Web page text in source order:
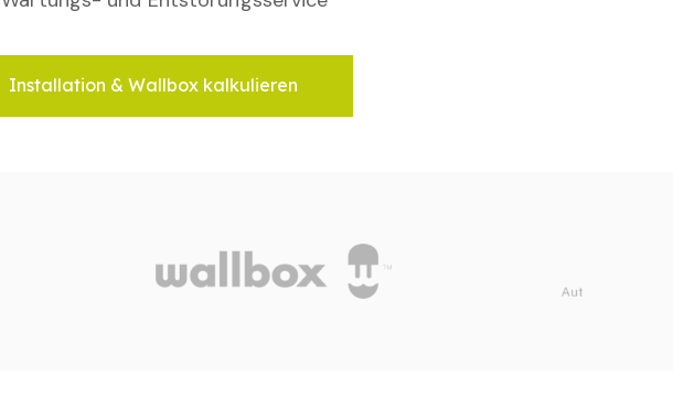
Installation & Wallbox kalkulieren